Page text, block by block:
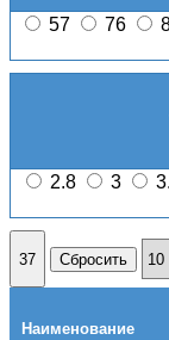
57 76
2.8 3
37 Сбросить
Наименование